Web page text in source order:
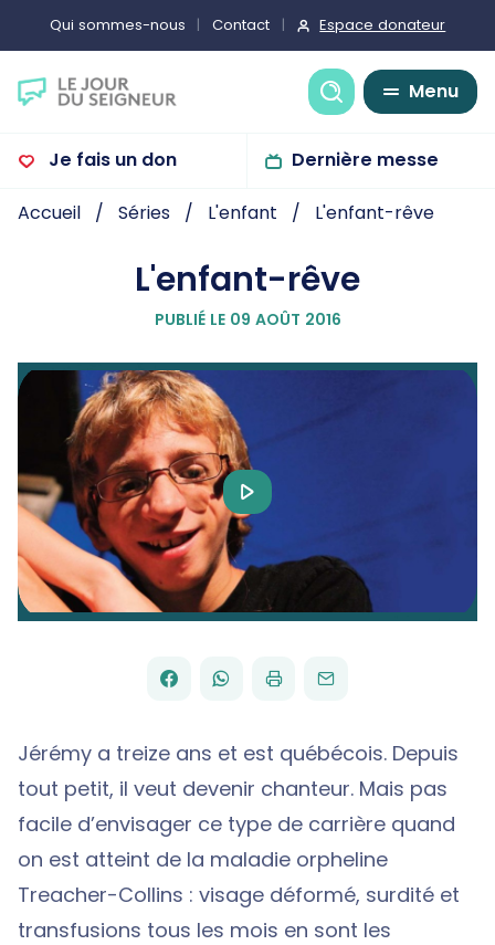
Qui sommes-nous Contact Espace donateur
Recherche
Menu
Je fais un don Dernière messe
Accueil Séries L'enfant L'enfant-rêve
L'enfant-rêve
PUBLIÉ LE 09 AOÛT 2016
PARTAGER
FACEBOOK
PARTAGER
WHATSAPP
IMPRIMERENVOYER
PAR
EMAIL
Jérémy a treize ans et est québécois. Depuis
tout petit, il veut devenir chanteur. Mais pas
facile d’envisager ce type de carrière quand
on est atteint de la maladie orpheline
Treacher-Collins : visage déformé, surdité et
transfusions tous les mois en sont les